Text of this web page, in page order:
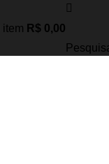
item R$ 0,00